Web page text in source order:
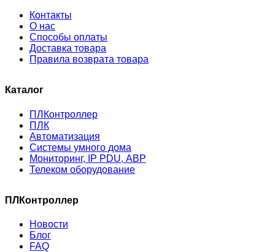
Контакты
О нас
Способы оплаты
Доставка товара
Правила возврата товара
Каталог
ПЛКонтроллер
ПЛК
Автоматизация
Системы умного дома
Мониторинг, IP PDU, АВР
Телеком оборудование
ПЛКонтроллер
Новости
Блог
FAQ